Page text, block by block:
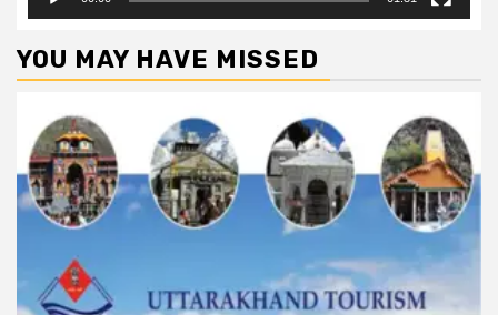
YOU MAY HAVE MISSED